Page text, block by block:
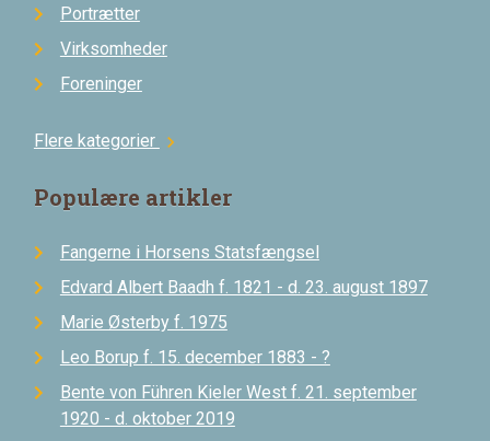
Portrætter
Virksomheder
Foreninger
Flere kategorier chevron_right
Populære artikler
Fangerne i Horsens Statsfængsel
Edvard Albert Baadh f. 1821 - d. 23. august 1897
Marie Østerby f. 1975
Leo Borup f. 15. december 1883 - ?
Bente von Führen Kieler West f. 21. september
1920 - d. oktober 2019